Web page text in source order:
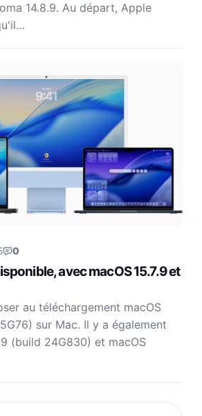
14.8.9. Au départ, Apple
0
avec macOS 15.7.9 et
au téléchargement macOS
sur Mac. Il y a également
(build 24G830) et macOS